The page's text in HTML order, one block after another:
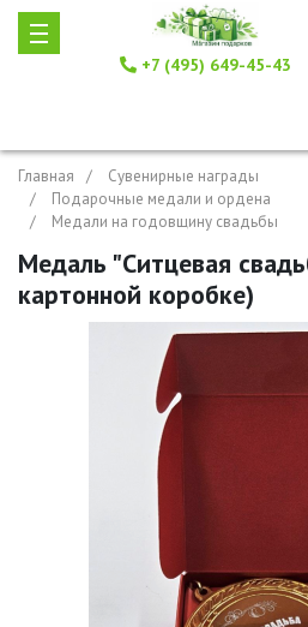
+7 (495) 649-45-43
Главная
Сувенирные награды
Подарочные медали и ордена
Медали на годовщину свадьбы
Медаль "Ситцевая
картонной коробке)